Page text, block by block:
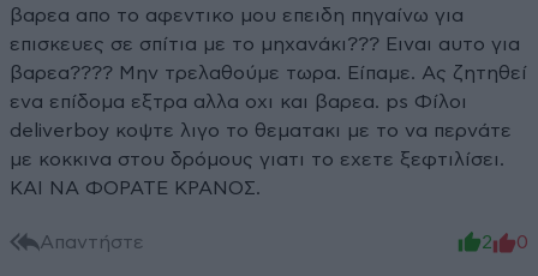
βαρεα απο το αφεντικο μου επειδη πηγαίνω για
επισκευες σε σπίτια με το μηχανάκι??? Ειναι αυτο για
βαρεα???? Μην τρελαθούμε τωρα. Είπαμε. Ας ζητηθεί
ενα επίδομα εξτρα αλλα οχι και βαρεα. ps Φίλοι
deliverboy κοψτε λιγο το θεματακι με το να περνάτε
με κοκκινα στου δρόμους γιατι το εχετε ξεφτιλίσει.
ΚΑΙ ΝΑ ΦΟΡΑΤΕ ΚΡΑΝΟΣ.
Απαντήστε 2 0